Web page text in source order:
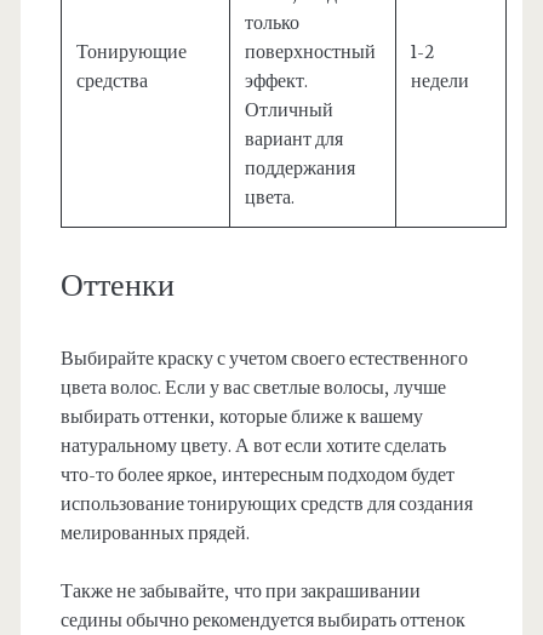
Тонирующие
средства
только
поверхностный
эффект.
Отличный
вариант для
поддержания
цвета.
1-2
недели
Оттенки
Выбирайте краску с учетом своего естественного
цвета волос. Если у вас светлые волосы, лучше
выбирать оттенки, которые ближе к вашему
натуральному цвету. А вот если хотите сделать
что-то более яркое, интересным подходом будет
использование тонирующих средств для создания
мелированных прядей.
Также не забывайте, что при закрашивании
седины обычно рекомендуется выбирать оттенок